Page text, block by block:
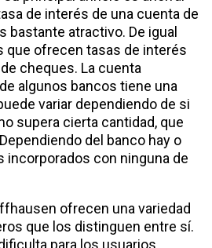
de interés de una cuenta de
bastante atractivo. De igual
que ofrecen tasas de interés
cheques. La cuenta
algunos bancos tiene una
variar dependiendo de si
supera cierta cantidad, que
del banco hay o
incorporados con ninguna de
ofrecen una variedad
que los distinguen entre sí.
para los usuarios